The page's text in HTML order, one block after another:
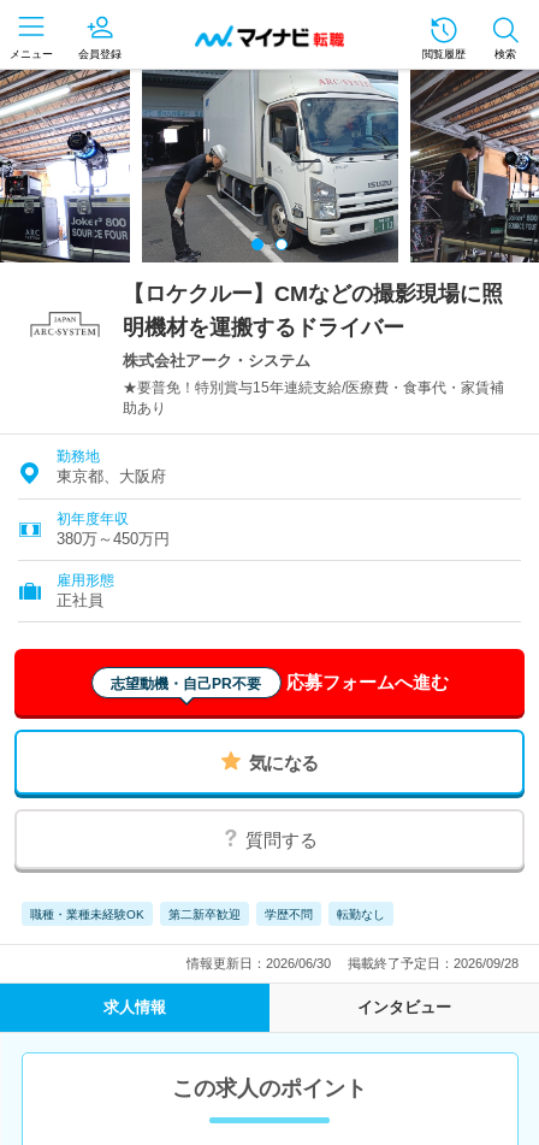
メニュー 会員登録 閲覧履歴 検索
【ロケクルー】CMなどの撮影現場に照
明機材を運搬するドライバー
株式会社アーク・システム
★要普免！特別賞与15年連続支給/医療費・食事代・家賃補
助あり
勤務地
東京都、大阪府
初年度年収
380万～450万円
雇用形態
正社員
志望動機・自己PR不要 応募フォームへ進む
気になる
質問する
職種・業種未経験OK 第二新卒歓迎 学歴不問 転勤なし
情報更新日：2026/06/30 掲載終了予定日：2026/09/28
求人情報 インタビュー
この求人のポイント